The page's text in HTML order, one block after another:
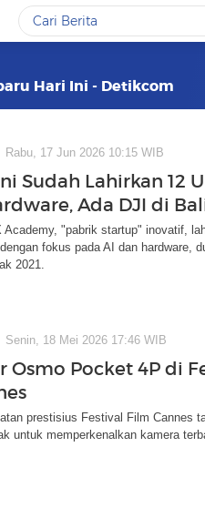
Hari Ini - Detikcom
Rabu, 17 Jun 2026 10:15 WIB
Sudah Lahirkan 12
Ada DJI di
Academy, "pabrik startup" inovatif,
fokus pada AI dan hardware,
2021.
Senin, 18 Mei 2026 17:46 WIB
Osmo Pocket 4P di
prestisius Festival Film Cannes
untuk memperkenalkan kamera